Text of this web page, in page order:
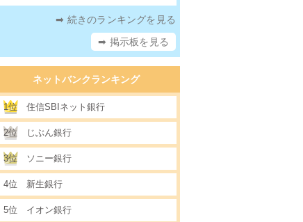
➡ 続きのランキングを見る
➡ 掲示板を見る
ネットバンクランキング
1位 住信SBIネット銀行
2位 じぶん銀行
3位 ソニー銀行
4位 新生銀行
5位 イオン銀行